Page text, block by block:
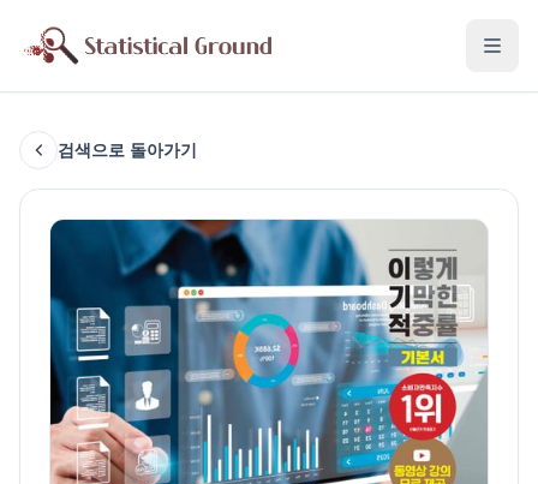
검색으로 돌아가기